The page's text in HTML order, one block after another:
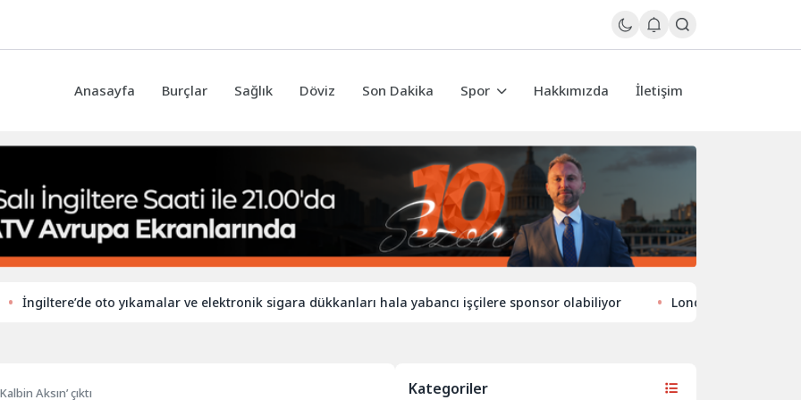
Anasayfa Burçlar Sağlık Döviz Son Dakika Spor Hakkımızda İletişim
oto yıkamalar ve elektronik sigara dükkanları hala yabancı işçilere sponsor olabiliyor Londra’nın eğlence
Aksın’ çıktı
Kategoriler